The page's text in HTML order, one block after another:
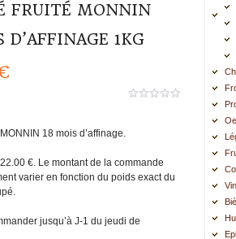
FRUITÉ MONNIN
D’AFFINAGE 1KG
18 mois d’affinage.
€. Le montant de la commande
varier en fonction du poids exact du
jusqu’à J-1 du jeudi de
Vin